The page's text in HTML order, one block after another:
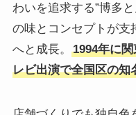
わいを追求する”博多
の味とコンセプトが支
へと成長。
1994年に
レビ出演で全国区の知